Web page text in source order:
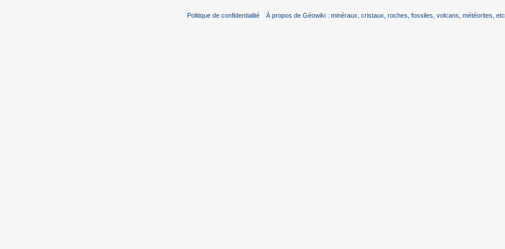
Politique de confidentialité À propos de Géowiki : minéraux, cristaux, roches, fossiles, volcans, météorites, etc.